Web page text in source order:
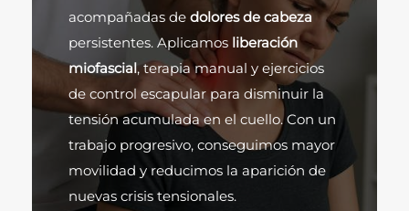
acompañadas de dolores de cabeza
persistentes. Aplicamos liberación
miofascial, terapia manual y ejercicios
de control escapular para disminuir la
tensión acumulada en el cuello. Con un
trabajo progresivo, conseguimos mayor
movilidad y reducimos la aparición de
nuevas crisis tensionales.